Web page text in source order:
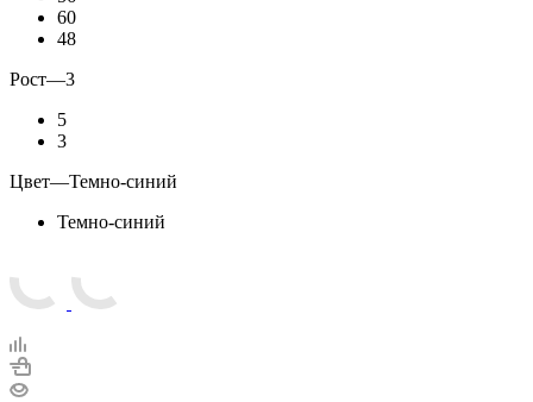
60
48
Рост—3
5
3
Цвет—Темно-синий
Темно-синий